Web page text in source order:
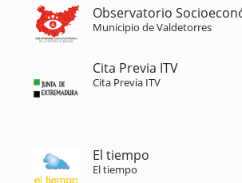
Observatorio
Municipio de Valdetorres
Cita Previa ITV
Cita Previa ITV
El tiempo
El tiempo